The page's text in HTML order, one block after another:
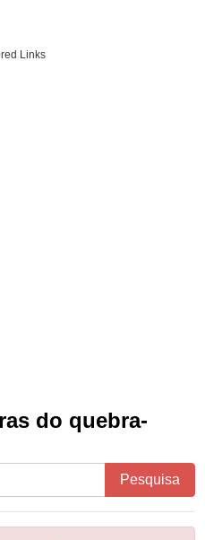
Links
do quebra-
Pesquisa